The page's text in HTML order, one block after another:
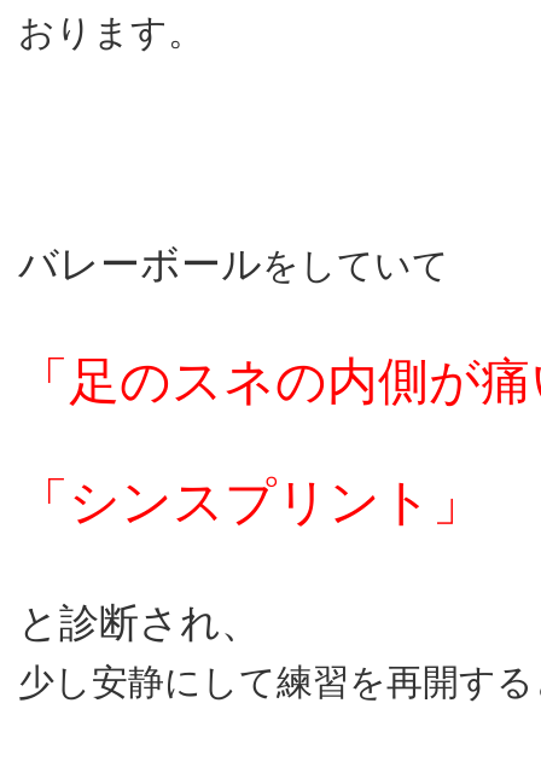
おります。
バレーボールをしていて
「足のスネの内側が
「シンスプリント」
と診断され、
少し安静にして練習を再開す